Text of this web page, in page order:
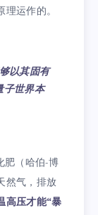
运作的。
以其固有
子世界本
肥（哈伯-博
然气，排放
高压才能“暴